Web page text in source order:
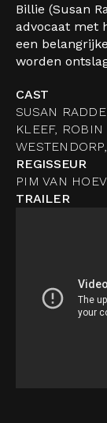
Billie (Susan
advocaat met
een
worden
CAST
SUSAN
KLEEF,
REGISSEUR
PIM VAN
TRAILER